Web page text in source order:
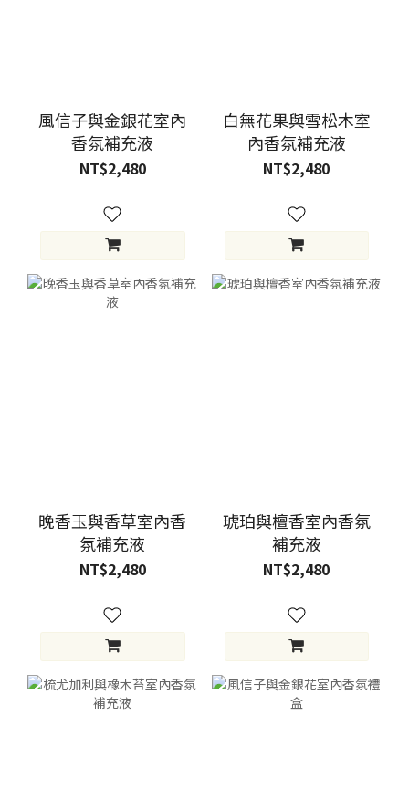
風信子與金銀花室內
香氛補充液
NT$2,480
白無花果與雪松木室
內香氛補充液
NT$2,480
晚香玉與香草室內香
氛補充液
NT$2,480
琥珀與檀香室內香氛
補充液
NT$2,480